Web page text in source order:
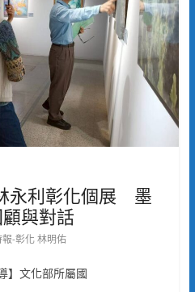
永利彰化個展 墨
與對話
-彰化 林明佑
】文化部所屬國